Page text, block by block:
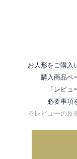
お人形をご購入
購入商品ペ
「レビ
必要事項
※レビューの反